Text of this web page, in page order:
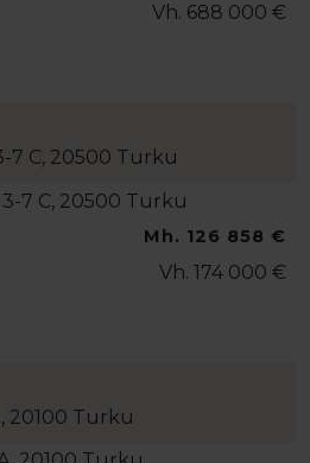
Vh. 688 000 €
7 C, 20500 Turku
Mh. 126 858 €
Vh. 174 000 €
20100 Turku